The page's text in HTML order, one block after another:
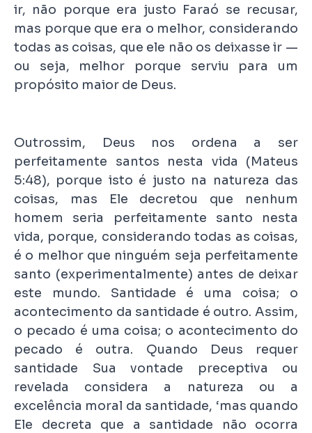
ir, não porque era justo Faraó se recusar,
mas porque que era o melhor, considerando
todas as coisas, que ele não os deixasse ir —
ou seja, melhor porque serviu para um
propósito maior de Deus.
Outrossim, Deus nos ordena a ser
perfeitamente santos nesta vida (Mateus
5:48), porque isto é justo na natureza das
coisas, mas Ele decretou que nenhum
homem seria perfeitamente santo nesta
vida, porque, considerando todas as coisas,
é o melhor que ninguém seja perfeitamente
santo (experimentalmente) antes de deixar
este mundo. Santidade é uma coisa; o
acontecimento da santidade é outro. Assim,
o pecado é uma coisa; o acontecimento do
pecado é outra. Quando Deus requer
santidade Sua vontade preceptiva ou
revelada considera a natureza ou a
excelência moral da santidade, ‘mas quando
Ele decreta que a santidade não ocorra